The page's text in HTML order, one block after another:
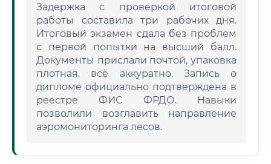
Задержка с проверкой итоговой
работы составила три рабочих дня.
Итоговый экзамен сдала без проблем
с первой попытки на высший балл.
Документы прислали почтой, упаковка
плотная, всё аккуратно. Запись о
дипломе официально подтверждена в
реестре ФИС ФРДО. Навыки
позволили возглавить направление
аэромониторинга лесов.